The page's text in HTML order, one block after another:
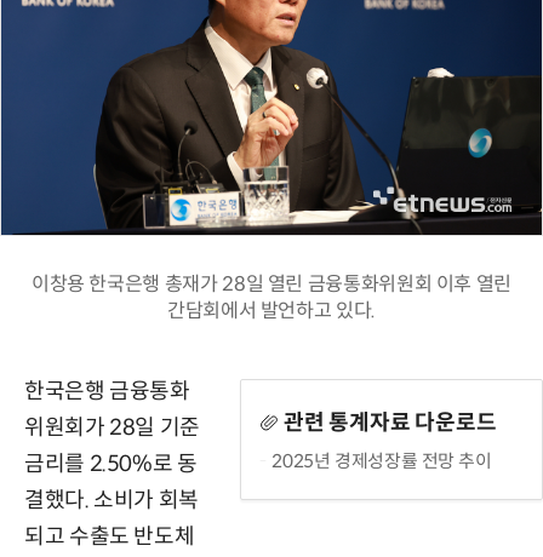
이창용 한국은행 총재가 28일 열린 금융통화위원회 이후 열린
간담회에서 발언하고 있다.
관련 통계자료 다운로드
2025년 경제성장률 전망 추이
한국은행 금융통화
위원회가 28일 기준
금리를 2.50%로 동
결했다. 소비가 회복
되고 수출도 반도체